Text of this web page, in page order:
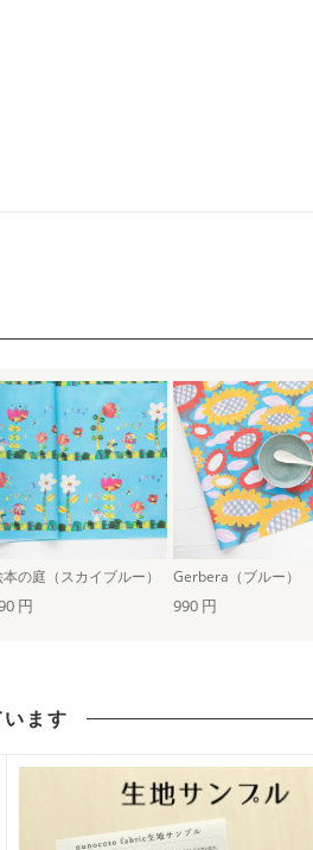
の庭（スカイブルー） Gerbera（ブルー）
円 990 円
ます